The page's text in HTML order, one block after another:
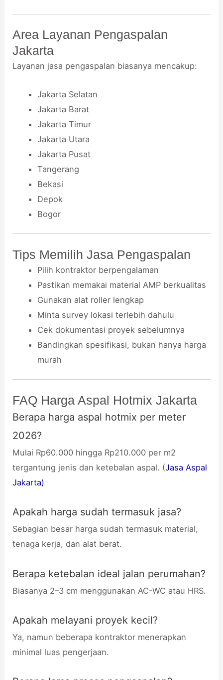
Area Layanan Pengaspalan
Jakarta
Layanan jasa pengaspalan biasanya mencakup:
Jakarta Selatan
Jakarta Barat
Jakarta Timur
Jakarta Utara
Jakarta Pusat
Tangerang
Bekasi
Depok
Bogor
Tips Memilih Jasa Pengaspalan
Pilih kontraktor berpengalaman
Pastikan memakai material AMP berkualitas
Gunakan alat roller lengkap
Minta survey lokasi terlebih dahulu
Cek dokumentasi proyek sebelumnya
Bandingkan spesifikasi, bukan hanya harga
murah
FAQ Harga Aspal Hotmix Jakarta
Berapa harga aspal hotmix per meter
2026?
Mulai Rp60.000 hingga Rp210.000 per m2
tergantung jenis dan ketebalan aspal. (Jasa Aspal
Jakarta)
Apakah harga sudah termasuk jasa?
Sebagian besar harga sudah termasuk material,
tenaga kerja, dan alat berat.
Berapa ketebalan ideal jalan perumahan?
Biasanya 2–3 cm menggunakan AC-WC atau HRS.
Apakah melayani proyek kecil?
Ya, namun beberapa kontraktor menerapkan
minimal luas pengerjaan.